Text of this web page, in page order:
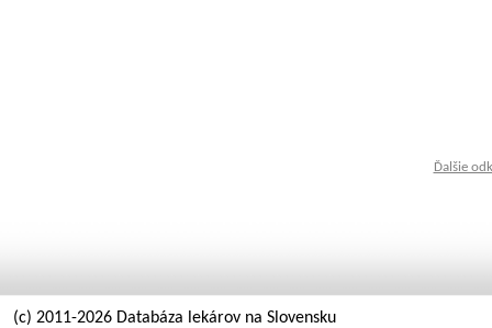
Ďalšie
(c) 2011-2026 Databáza lekárov na Slovensku